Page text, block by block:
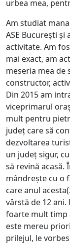
urbea mea,
Am studiat
ASE București
activitate. Am
mai exact, am
meseria mea de
constructor,
Din 2015 am
viceprimarul
mult pentru
județ care să
dezvoltarea
un județ sigur,
să revină acasă.
mândrește cu o
care anul
vârstă de 12
foarte mult timp
este mereu
prilejul, le